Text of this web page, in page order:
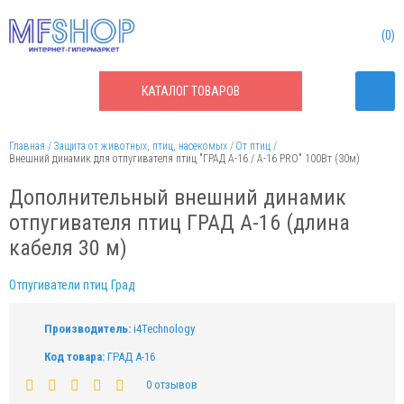
КАТАЛОГТОВАРОВ
0
Главная Защита от животных, птиц, насекомых
От птиц
Внешний динамик для отпугивателя птиц "ГРАД А-16 / А-16 PRO" 100Вт (30м)
Дополнительный внешний динамик
отпугивателя птиц ГРАД А-16 (длина
кабеля 30 м)
Отпугиватели птиц Град
Производитель: i4Technology
Код товара: ГРАД А-16
0 отзывов